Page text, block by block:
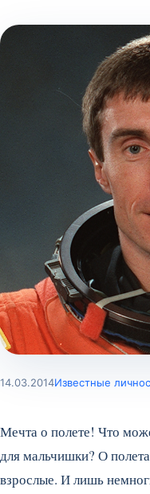
14.03.2014Известные
Мечта о полете! Что
для мальчишки? О
взрослые. И лишь